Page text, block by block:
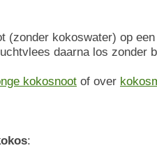
(zonder kokoswater) op
daarna los zonder
kokosnoot of over
: